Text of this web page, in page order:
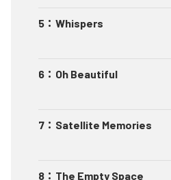
5 ： Whispers
6 ： Oh Beautiful
7 ： Satellite Memories
8 ： The Empty Space